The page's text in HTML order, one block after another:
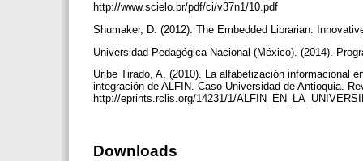
http://www.scielo.br/pdf/ci/v37n1/10.pdf
Shumaker, D. (2012). The Embedded Librarian:
Universidad Pedagógica Nacional (México). (2014).
Uribe Tirado, A. (2010). La alfabetización informacional
integración de ALFIN. Caso Universidad de Antioquia.
http://eprints.rclis.org/14231/1/
Downloads